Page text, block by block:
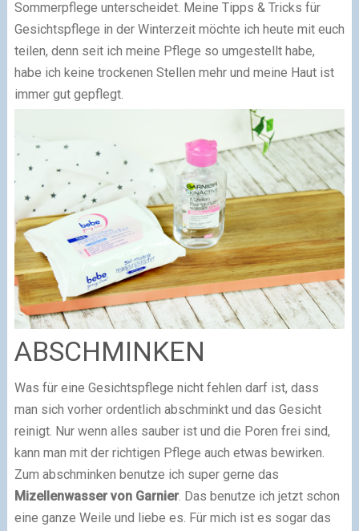
Sommerpflege unterscheidet. Meine Tipps & Tricks für
Gesichtspflege in der Winterzeit möchte ich heute mit euch
teilen, denn seit ich meine Pflege so umgestellt habe,
habe ich keine trockenen Stellen mehr und meine Haut ist
immer gut gepflegt.
ABSCHMINKEN
Was für eine Gesichtspflege nicht fehlen darf ist, dass
man sich vorher ordentlich abschminkt und das Gesicht
reinigt. Nur wenn alles sauber ist und die Poren frei sind,
kann man mit der richtigen Pflege auch etwas bewirken.
Zum abschminken benutze ich super gerne das
Mizellenwasser von Garnier. Das benutze ich jetzt schon
eine ganze Weile und liebe es. Für mich ist es sogar das